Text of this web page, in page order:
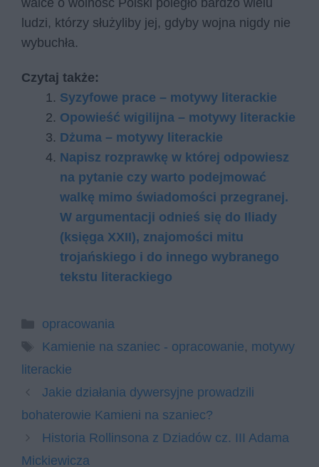
ludzi, którzy służyliby jej, gdyby wojna nigdy nie
wybuchła.
Czytaj także:
Syzyfowe prace – motywy literackie
Opowieść wigilijna – motywy literackie
Dżuma – motywy literackie
Napisz rozprawkę w której odpowiesz
na pytanie czy warto podejmować
walkę mimo świadomości przegranej.
W argumentacji odnieś się do Iliady
(księga XXII), znajomości mitu
trojańskiego i do innego wybranego
tekstu literackiego​
Kategorie
opracowania
Tagi
Kamienie na szaniec - opracowanie, motywy
literackie
Jakie działania dywersyjne prowadzili
bohaterowie Kamieni na szaniec?
Historia Rollinsona z Dziadów cz. III Adama
Mickiewicza